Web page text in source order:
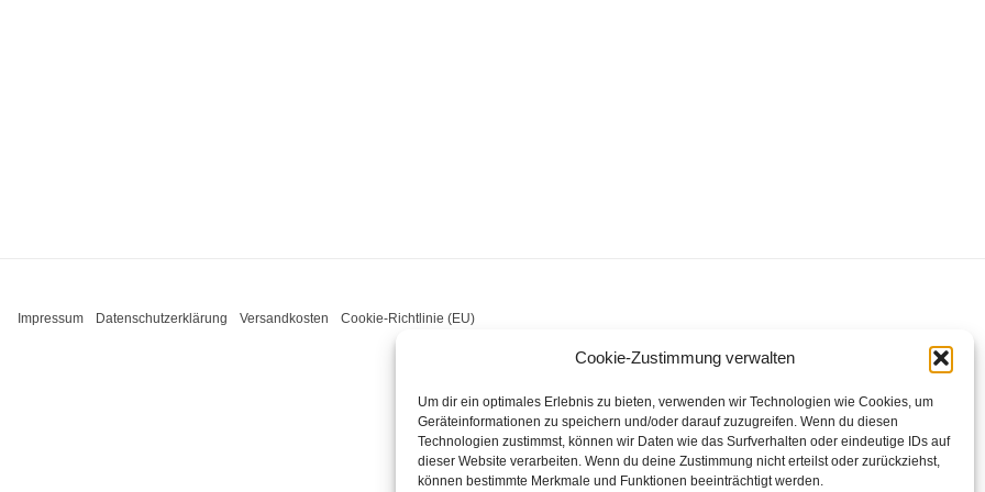
Cookie-Zustimmung verwalten
Um dir ein optimales Erlebnis zu bieten, verwenden wir Technologien wie Cookies, um
Geräteinformationen zu speichern und/oder darauf zuzugreifen. Wenn du diesen
Technologien zustimmst, können wir Daten wie das Surfverhalten oder eindeutige IDs auf
dieser Website verarbeiten. Wenn du deine Zustimmung nicht erteilst oder zurückziehst,
können bestimmte Merkmale und Funktionen beeinträchtigt werden.
Impressum Datenschutzerklärung Versandkosten Cookie-Richtlinie (EU)